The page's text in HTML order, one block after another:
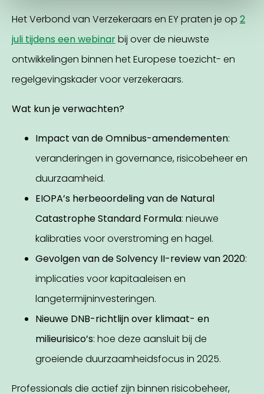
Het Verbond van Verzekeraars en EY praten je op 2
juli tijdens een webinarbij over de nieuwste
ontwikkelingen binnen het Europese toezicht- en
regelgevingskader voor verzekeraars.
Wat kun je verwachten?
Impact van de Omnibus-amendementen:
veranderingen in governance, risicobeheer en
duurzaamheid.
EIOPA’s herbeoordeling van de Natural
Catastrophe Standard Formula: nieuwe
kalibraties voor overstroming en hagel.
Gevolgen van de Solvency II-review van 2020:
implicaties voor kapitaaleisen en
langetermijninvesteringen.
Nieuwe DNB-richtlijn over klimaat- en
milieurisico’s: hoe deze aansluit bij de
groeiende duurzaamheidsfocus in 2025.
Professionals die actief zijn binnen risicobeheer,